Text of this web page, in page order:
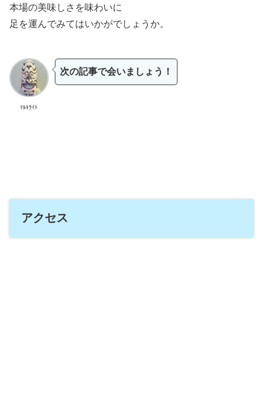
本場の美味しさを味わいに
足を運んでみてはいかがでしょうか。
ﾏﾙｷﾗｲﾄ
次の記事で会いましょう！
アクセス